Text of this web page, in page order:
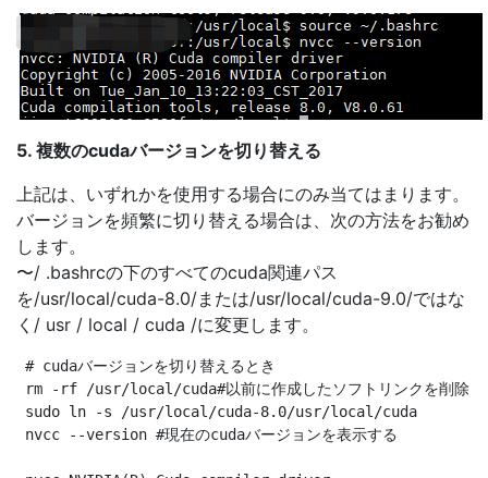
5. 複数のcudaバージョンを切り替える
上記は、いずれかを使用する場合にのみ当てはまります。
バージョンを頻繁に切り替える場合は、次の方法をお勧め
します。
〜/ .bashrcの下のすべてのcuda関連パス
を/usr/local/cuda-8.0/または/usr/local/cuda-9.0/ではな
く/ usr / local / cuda /に変更します。
# cudaバージョンを切り替えるとき
rm -rf /usr/local/cuda#以前に作成したソフトリンクを削除し
sudo ln -s /usr/local/cuda-8.0/usr/local/cuda
nvcc --version #現在のcudaバージョンを表示する